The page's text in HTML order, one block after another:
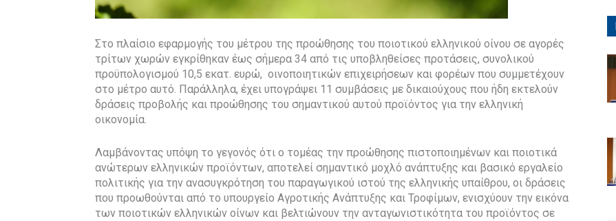
Στο πλαίσιο εφαρμογής του μέτρου της προώθησης του ποιοτικού ελληνικού οίνου σε αγορές
τρίτων χωρών εγκρίθηκαν έως σήμερα 34 από τις υποβληθείσες προτάσεις, συνολικού
προϋπολογισμού 10,5 εκατ. ευρώ, οινοποιητικών επιχειρήσεων και φορέων που συμμετέχουν
στο μέτρο αυτό. Παράλληλα, έχει υπογράψει 11 συμβάσεις με δικαιούχους που ήδη εκτελούν
δράσεις προβολής και προώθησης του σημαντικού αυτού προϊόντος για την ελληνική
οικονομία.
Λαμβάνοντας υπόψη το γεγονός ότι ο τομέας την προώθησης πιστοποιημένων και ποιοτικά
ανώτερων ελληνικών προϊόντων, αποτελεί σημαντικό μοχλό ανάπτυξης και βασικό εργαλείο
πολιτικής για την ανασυγκρότηση του παραγωγικού ιστού της ελληνικής υπαίθρου, οι δράσεις
που προωθούνται από το υπουργείο Αγροτικής Ανάπτυξης και Τροφίμων, ενισχύουν την εικόνα
των ποιοτικών ελληνικών οίνων και βελτιώνουν την ανταγωνιστικότητα του προϊόντος σε